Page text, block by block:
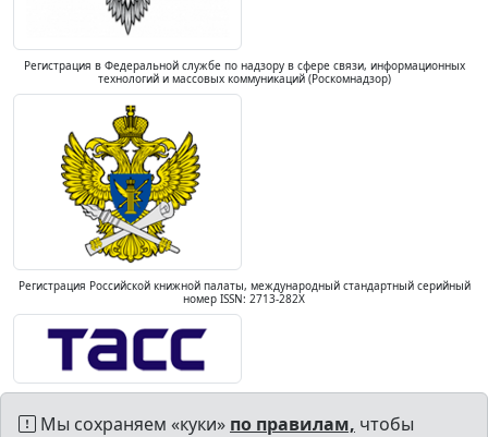
Регистрация в Федеральной службе по надзору в сфере связи, информационных
технологий и массовых коммуникаций (Роскомнадзор)
Регистрация Российской книжной палаты, международный стандартный серийный
номер ISSN: 2713-282X
Мы сохраняем «куки» по правилам, чтобы